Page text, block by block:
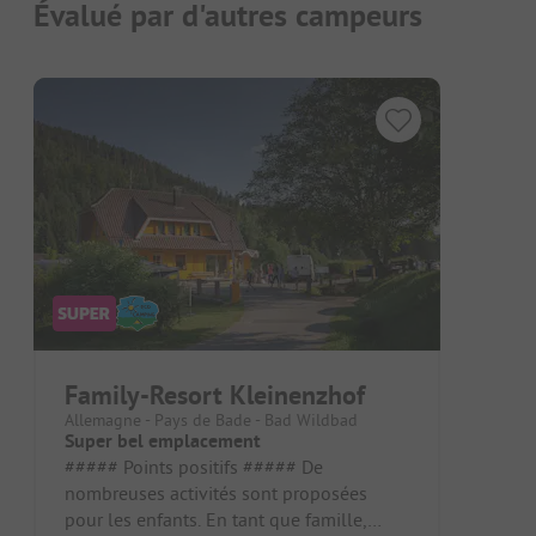
Évalué par d'autres campeurs
Family-Resort Kleinenzhof
Allemagne - Pays de Bade - Bad Wildbad
Super bel emplacement
##### Points positifs ##### De
nombreuses activités sont proposées
pour les enfants. En tant que famille,